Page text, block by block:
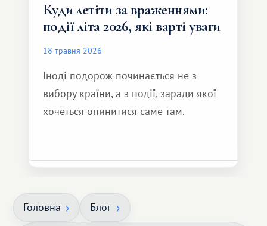
Куди летіти за враженнями:
події літа 2026, які варті уваги
18 травня 2026
Іноді подорож починається не з
вибору країни, а з події, заради якої
хочеться опинитися саме там.
Головна Блог